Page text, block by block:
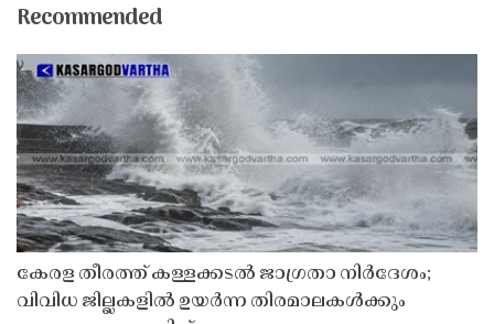
Recommended
കേരള തീരത്ത് കള്ളക്കടൽ ജാഗ്രതാ നിർദേശം;
വിവിധ ജില്ലകളിൽ ഉയർന്ന തിരമാലകൾക്കും